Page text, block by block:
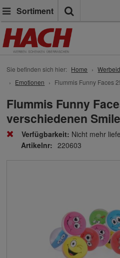
Sortiment
Sie befinden sich hier: Home
Emotionen
Flummis Funny Faces
Flummis Funny
verschiedenen
Verfügbarkeit: Nicht mehr
Artikelnr: 220603